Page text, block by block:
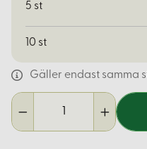
5 st
10 st
Gäller endast samma